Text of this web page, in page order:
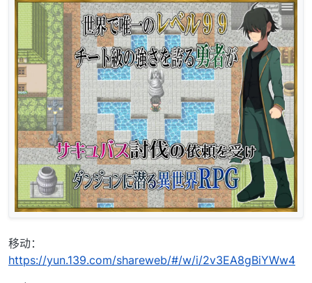
移动：
https://yun.139.com/shareweb/#/w/i/2v3EA8gBiYWw4